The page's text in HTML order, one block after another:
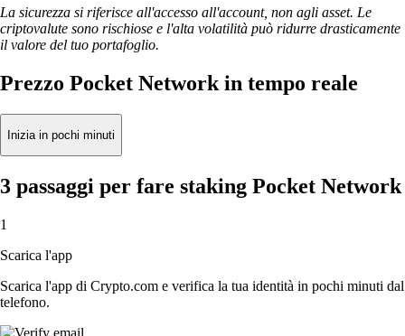
La sicurezza si riferisce all'accesso all'account, non agli asset. Le
criptovalute sono rischiose e l'alta volatilità può ridurre drasticamente
il valore del tuo portafoglio.
Prezzo Pocket Network in tempo reale
Inizia in pochi minuti
3 passaggi per fare staking Pocket Network
1
Scarica l'app
Scarica l'app di Crypto.com e verifica la tua identità in pochi minuti dal
telefono.